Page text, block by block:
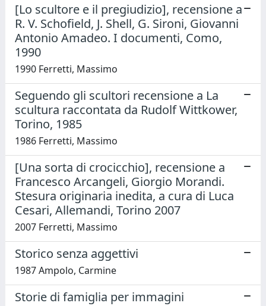
[Lo scultore e il pregiudizio], recensione a
R. V. Schofield, J. Shell, G. Sironi, Giovanni
Antonio Amadeo. I documenti, Como,
1990
1990 Ferretti, Massimo
Seguendo gli scultori recensione a La
scultura raccontata da Rudolf Wittkower,
Torino, 1985
1986 Ferretti, Massimo
[Una sorta di crocicchio], recensione a
Francesco Arcangeli, Giorgio Morandi.
Stesura originaria inedita, a cura di Luca
Cesari, Allemandi, Torino 2007
2007 Ferretti, Massimo
Storico senza aggettivi
1987 Ampolo, Carmine
Storie di famiglia per immagini